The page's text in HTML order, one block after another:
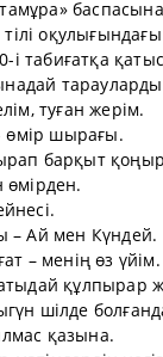
табиғатқа
туған жерім.
- өмір шырағы.
барқыт
өмірден.
– Ай мен Күндей.
– менің өз үйім.
құлпырар
шілде
қазына.